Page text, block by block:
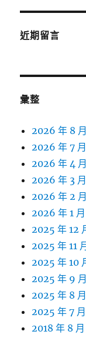
近期留言
彙整
2026 年 8 月
2026 年 7 月
2026 年 4 月
2026 年 3 月
2026 年 2 月
2026 年 1 月
2025 年 12
2025 年 11 月
2025 年 10
2025 年 9 月
2025 年 8 月
2025 年 7 月
2018 年 8 月